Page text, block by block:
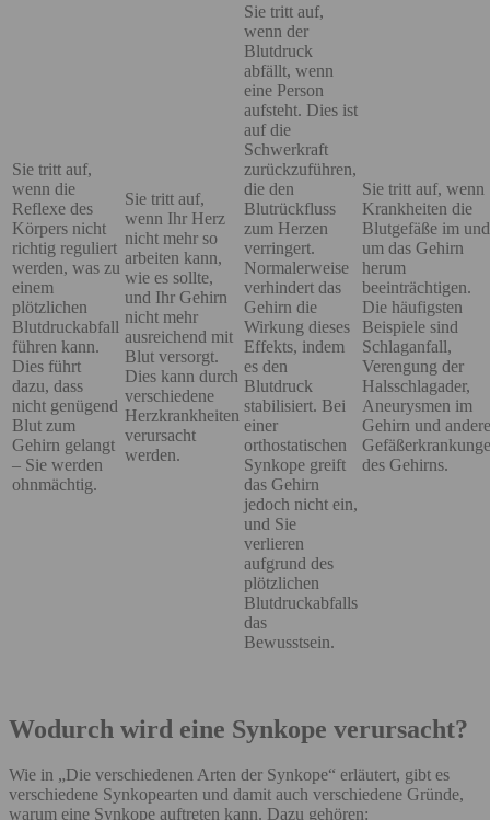
Sie tritt auf,
wenn die
Reflexe des
Körpers nicht
richtig reguliert
werden, was zu
einem
plötzlichen
Blutdruckabfall
führen kann.
Dies führt
dazu, dass
nicht genügend
Blut zum
Gehirn gelangt
– Sie werden
ohnmächtig.
Sie tritt auf,
wenn Ihr Herz
nicht mehr so
arbeiten kann,
wie es sollte,
und Ihr Gehirn
nicht mehr
ausreichend mit
Blut versorgt.
Dies kann durch
verschiedene
Herzkrankheiten
verursacht
werden.
Sie tritt auf,
wenn der
Blutdruck
abfällt, wenn
eine Person
aufsteht. Dies ist
auf die
Schwerkraft
zurückzuführen,
die den
Blutrückfluss
zum Herzen
verringert.
Normalerweise
verhindert das
Gehirn die
Wirkung dieses
Effekts, indem
es den
Blutdruck
stabilisiert. Bei
einer
orthostatischen
Synkope greift
das Gehirn
jedoch nicht ein,
und Sie
verlieren
aufgrund des
plötzlichen
Blutdruckabfalls
das
Bewusstsein.
Sie tritt auf, wenn
Krankheiten die
Blutgefäße im und
um das Gehirn
herum
beeinträchtigen.
Die häufigsten
Beispiele sind
Schlaganfall,
Verengung der
Halsschlagader,
Aneurysmen im
Gehirn und andere
des Gehirns.
Wodurch wird eine Synkope verursacht?
Wie in „Die verschiedenen Arten der Synkope“ erläutert, gibt es
verschiedene Synkopearten und damit auch verschiedene Gründe,
warum eine Synkope auftreten kann. Dazu gehören: